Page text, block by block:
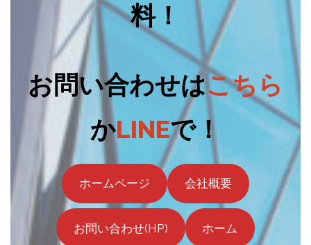
料！
お問い合わせはこちら
かLINEで！
ホームページ 会社概要
お問い合わせ(HP) ホーム